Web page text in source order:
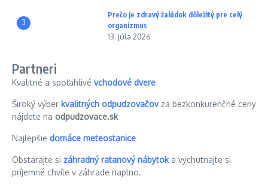
3
Prečo je zdravý žalúdok dôležitý pre celý
organizmus
13. júla 2026
Partneri
Kvalitné a spoľahlivé vchodové dvere
Široký výber kvalitných odpudzovačovza bezkonkurenčné ceny
nájdete na odpudzovace.sk
Najlepšie domáce meteostanice
Obstarajte si záhradný ratanový nábytoka vychutnajte si
príjemné chvíle v záhrade naplno.